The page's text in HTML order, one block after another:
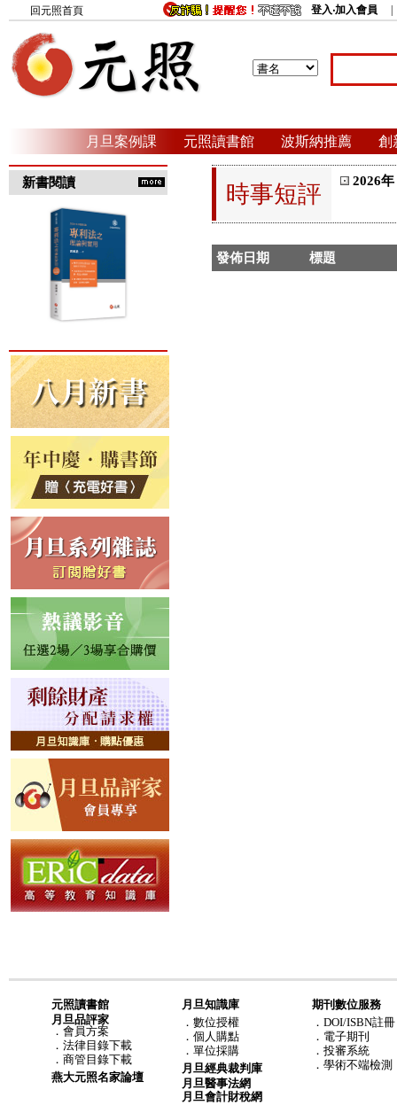
回元照首頁 登入‧加入會員
月旦案例課 元照讀書館 波斯納推薦 創
新書閱讀 時事短評 2026年
發佈日期 標題
元照讀書館
月旦品評家
． 會員方案
． 法律目錄下載
． 商管目錄下載
燕大元照名家論壇
月旦知識庫
． 數位授權
． 個人購點
． 單位採購
月旦經典裁判庫
月旦醫事法網
月旦會計財稅網
期刊數位服務
．DOI/ISBN註冊
．電子期刊
．投審系統
．學術不端檢測